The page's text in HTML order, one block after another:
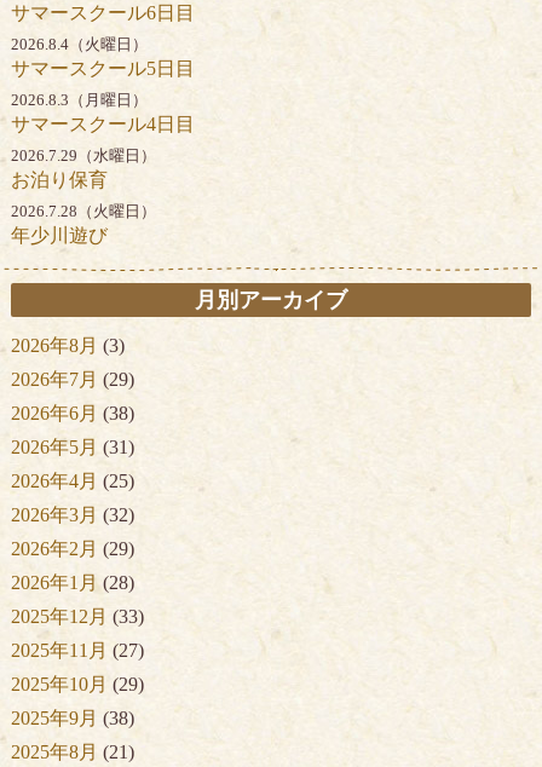
サマースクール6日目
2026.8.4（火曜日）
サマースクール5日目
2026.8.3（月曜日）
サマースクール4日目
2026.7.29（水曜日）
お泊り保育
2026.7.28（火曜日）
年少川遊び
月別アーカイブ
2026年8月 (3)
2026年7月 (29)
2026年6月 (38)
2026年5月 (31)
2026年4月 (25)
2026年3月 (32)
2026年2月 (29)
2026年1月 (28)
2025年12月 (33)
2025年11月 (27)
2025年10月 (29)
2025年9月 (38)
2025年8月 (21)